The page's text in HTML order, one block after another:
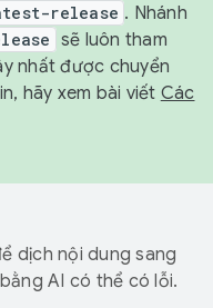
release . Nhánh
sẽ luôn tham
nhất được chuyển
hãy xem bài viết Các
dịch nội dung sang
AI có thể có lỗi.